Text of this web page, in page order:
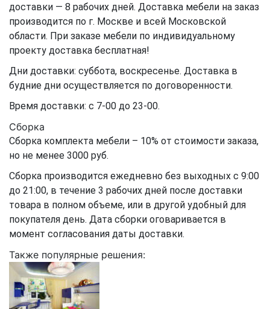
доставки — 8 рабочих дней. Доставка мебели на заказ
производится по г. Москве и всей Московской
области. При заказе мебели по индивидуальному
проекту доставка бесплатная!
Дни доставки: суббота, воскресенье. Доставка в
будние дни осуществляется по договоренности.
Время доставки: с 7-00 до 23-00.
Сборка
Сборка комплекта мебели – 10% от стоимости заказа,
но не менее 3000 руб.
Сборка производится ежедневно без выходных с 9:00
до 21:00, в течение 3 рабочих дней после доставки
товара в полном объеме, или в другой удобный для
покупателя день. Дата сборки оговаривается в
момент согласования даты доставки.
Также популярные решения: